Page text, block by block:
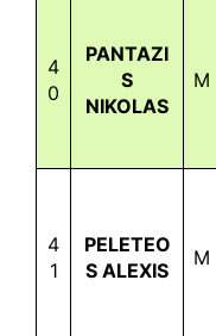
4
0
PANTAZI
S
NIKOLAS
M
4
1
PELETEO
S ALEXIS
M